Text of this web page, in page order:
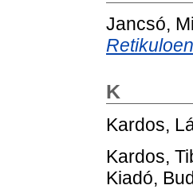
Jancsó,
K
Kardos,
Kardos,
Kiadó,